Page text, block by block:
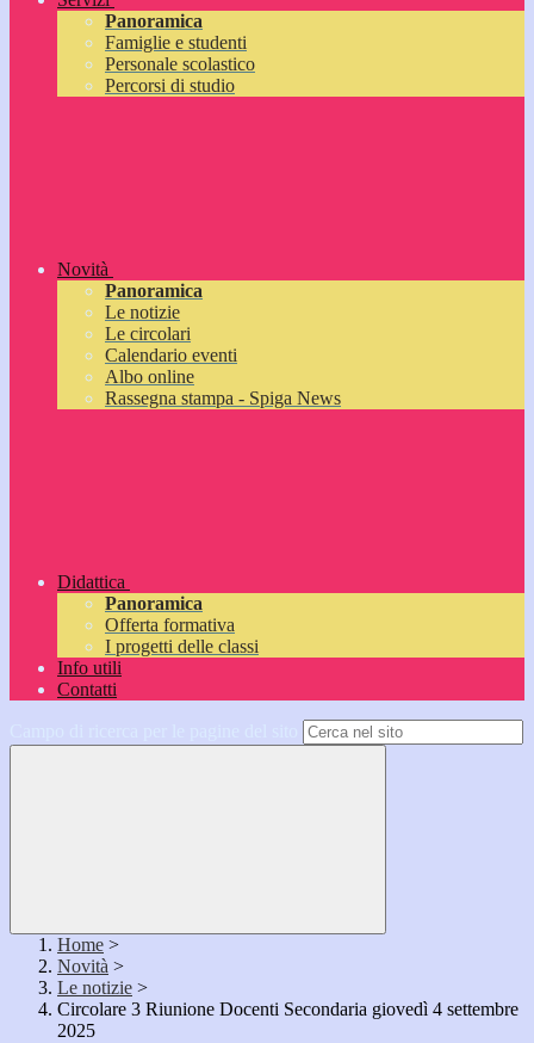
Panoramica
Famiglie e studenti
Personale scolastico
Percorsi di studio
Novità
Panoramica
Le notizie
Le circolari
Calendario eventi
Albo online
Rassegna stampa - Spiga News
Didattica
Panoramica
Offerta formativa
I progetti delle classi
Info utili
Contatti
Home >
Novità >
Le notizie >
Circolare 3 Riunione Docenti Secondaria giovedì 4 settembre
2025